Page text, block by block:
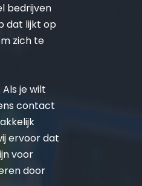
bedrijven
dat lijkt op
zich te
je wilt
contact
ervoor dat
voor
door